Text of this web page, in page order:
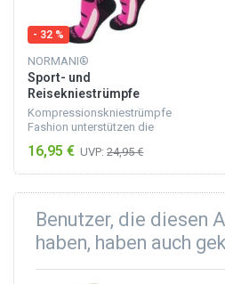
- 32 %
NORMANI®
Sport- und
Reisekniestrümpfe
„Fashion“ Schwarz/Pink
Kompressionskniestrümpfe
Fashion unterstützen die
damit die Leistungsfähigkeit
16,95 € UVP: 24,95 €
Benutzer, die diesen
haben, haben auch